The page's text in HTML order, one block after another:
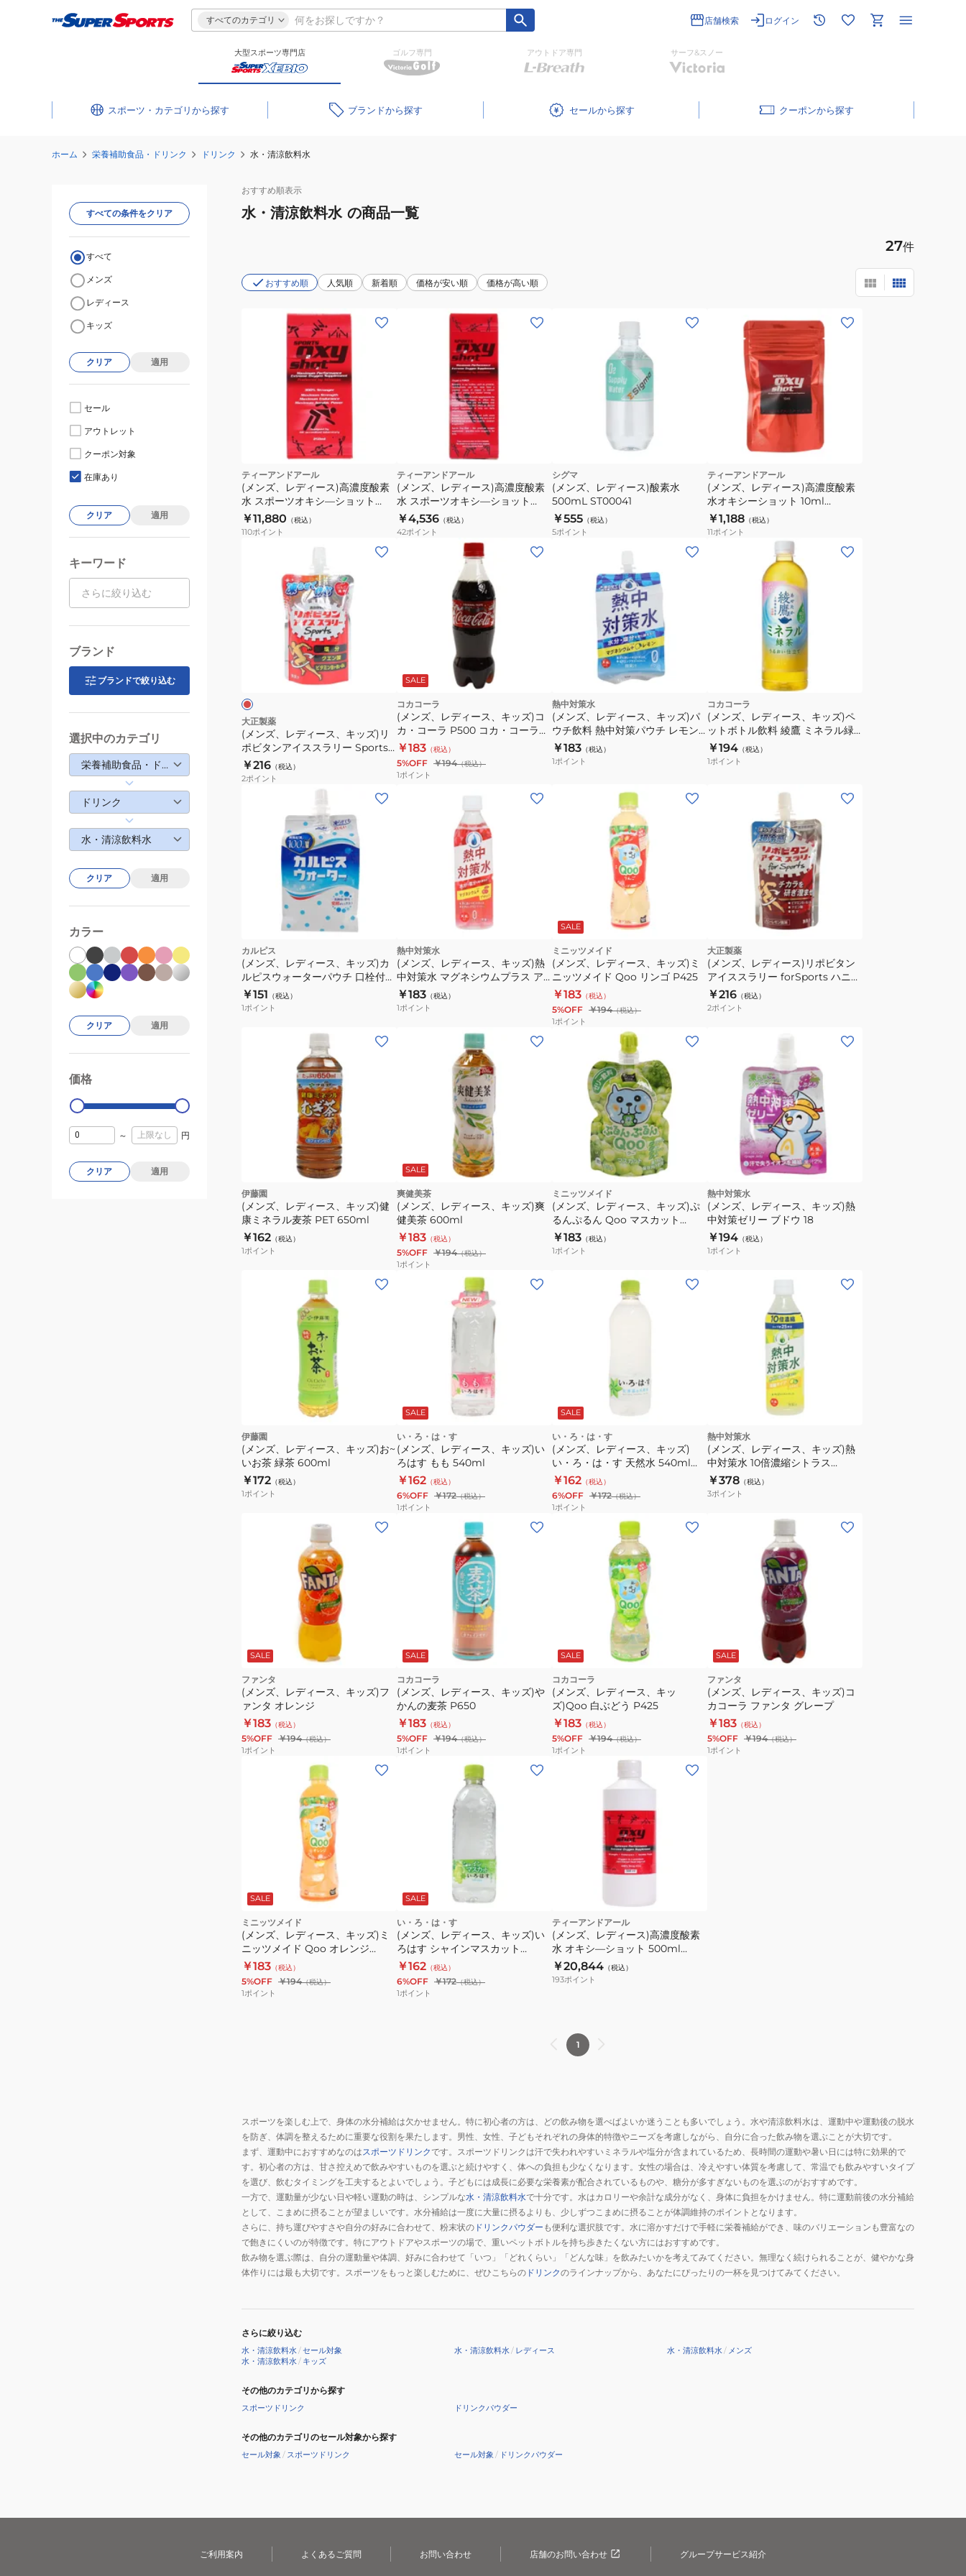
すべてのカテゴリ 店舗検索 ログイン
大型スポーツ専門店 ゴルフ専門 アウトドア専門 サーフ&スノー
スポーツ・カテゴリ ブランド セール クーポン
ホーム 栄養補助食品・ドリンク ドリンク 水・清涼飲料水
おすすめ順表示
水・清涼飲料水 の商品一覧
27件
おすすめ順 人気順 新着順 価格が安い順 価格が高い順
ティーアンドアール
(メンズ、レディース)高濃度酸素
水 スポーツオキシ―ショット
250ml RFLSOS250
￥11,880 （税込）
110ポイント
ティーアンドアール
(メンズ、レディース)高濃度酸素
水 スポーツオキシ―ショット
45ml RFLSOS045
￥4,536 （税込）
42ポイント
シグマ
(メンズ、レディース)酸素水
500mL ST00041
￥555 （税込）
5ポイント
ティーアンドアール
(メンズ、レディース)高濃度酸素
水オキシーショット 10ml
RFLSOS010
￥1,188 （税込）
11ポイント
ッ
ズ)
リ
ポ
ビ
り
ん
ご
風
ッ
ド
大正製薬
(メンズ、レディース、キッズ)リ
ポビタンアイススラリー Sports
りんご風味 06238
￥216 （税込）
2ポイント
SALE
コカコーラ
(メンズ、レディース、キッズ)コ
カ・コーラ P500 コカ・コーラ
OTG
￥183 （税込）
5%OFF ￥194（税込）
1ポイント
熱中対策水
(メンズ、レディース、キッズ)パ
ウチ飲料 熱中対策パウチ レモン
味 300g 水分補給 塩分補給 熱中
症対策 暑さ対策 持ち運び ドリン
￥183 （税込）
1ポイント
コカコーラ
(メンズ、レディース、キッズ)ペ
ットボトル飲料 綾鷹 ミネラル緑
茶 650ml
￥194 （税込）
1ポイント
カルピス
(メンズ、レディース、キッズ)カ
ルピスウォーターパウチ 口栓付パ
ウチ300g
￥151 （税込）
1ポイント
熱中対策水
(メンズ、レディース、キッズ)熱
中対策水 マグネシウムプラス ア
セロラ味 500ml 水分補給 塩分補
給 熱中症対策 暑さ対策 持ち運び
￥183 （税込）
1ポイント
SALE
ミニッツメイド
(メンズ、レディース、キッズ)ミ
ニッツメイド Qoo リンゴ P425
￥183 （税込）
5%OFF ￥194（税込）
1ポイント
大正製薬
(メンズ、レディース)リポビタン
アイススラリー forSports ハニー
レモン風味 120g 06419
￥216 （税込）
2ポイント
伊藤園
(メンズ、レディース、キッズ)健
康ミネラル麦茶 PET 650ml
￥162 （税込）
1ポイント
SALE
爽健美茶
(メンズ、レディース、キッズ)爽
健美茶 600ml
￥183 （税込）
5%OFF ￥194（税込）
1ポイント
ミニッツメイド
(メンズ、レディース、キッズ)ぷ
るんぷるん Qoo マスカット
HP125
￥183 （税込）
1ポイント
熱中対策水
(メンズ、レディース、キッズ)熱
中対策ゼリー ブドウ 18
￥194 （税込）
1ポイント
伊藤園
(メンズ、レディース、キッズ)お~
いお茶 緑茶 600ml
￥172 （税込）
1ポイント
SALE
い・ろ・は・す
(メンズ、レディース、キッズ)い
ろはす もも 540ml
￥162 （税込）
6%OFF ￥172（税込）
1ポイント
SALE
い・ろ・は・す
(メンズ、レディース、キッズ)
い・ろ・は・す 天然水 540ml
P540
￥162 （税込）
6%OFF ￥172（税込）
1ポイント
熱中対策水
(メンズ、レディース、キッズ)熱
中対策水 10倍濃縮シトラス
500ml 25杯分ドリンク 希釈用 原
液 濃縮タイプ 水分補給 塩分補給
￥378 （税込）
3ポイント
SALE
ファンタ
(メンズ、レディース、キッズ)フ
ァンタ オレンジ
￥183 （税込）
5%OFF ￥194（税込）
1ポイント
SALE
コカコーラ
(メンズ、レディース、キッズ)や
かんの麦茶 P650
￥183 （税込）
5%OFF ￥194（税込）
1ポイント
SALE
コカコーラ
(メンズ、レディース、キッ
ズ)Qoo 白ぶどう P425
￥183 （税込）
5%OFF ￥194（税込）
1ポイント
SALE
ファンタ
(メンズ、レディース、キッズ)コ
カコーラ ファンタ グレープ
￥183 （税込）
5%OFF ￥194（税込）
1ポイント
SALE
ミニッツメイド
(メンズ、レディース、キッズ)ミ
ニッツメイド Qoo オレンジ
P425
￥183 （税込）
5%OFF ￥194（税込）
1ポイント
SALE
い・ろ・は・す
(メンズ、レディース、キッズ)い
ろはす シャインマスカット
540ml
￥162 （税込）
6%OFF ￥172（税込）
1ポイント
ティーアンドアール
(メンズ、レディース)高濃度酸素
水 オキシ―ショット 500ml
RFLSOS500
￥20,844 （税込）
193ポイント
1
スポーツを楽しむ上で、身体の水分補給は欠かせません。特に初心者の方は、どの飲み物を選べばよいか迷うことも多いでしょう。水や清涼飲料水は、運動中や運動後の脱水
を防ぎ、体調を整えるために重要な役割を果たします。男性、女性、子どもそれぞれの身体的特徴やニーズを考慮しながら、自分に合った飲み物を選ぶことが大切です。
まず、運動中におすすめなのは スポーツドリンクです。スポーツドリンクは汗で失われやすいミネラルや塩分が含まれているため、長時間の運動や暑い日には特に効果的で
す。初心者の方は、甘さ控えめで飲みやすいものを選ぶと続けやすく、体への負担も少なくなります。女性の場合は、冷えやすい体質を考慮して、常温でも飲みやすいタイプ
を選び、飲むタイミングを工夫するとよいでしょう。子どもには成長に必要な栄養素が配合されているものや、糖分が多すぎないものを選ぶのがおすすめです。
一方で、運動量が少ない日や軽い運動の時は、シンプルな水・清涼飲料水で十分です。水はカロリーや余計な成分がなく、身体に負担をかけません。特に運動前後の水分補給
として、こまめに摂ることが望ましいです。水分補給は一度に大量に摂るよりも、少しずつこまめに摂ることが体調維持のポイントとなります。
さらに、持ち運びやすさや自分の好みに合わせて、粉末状の ドリンクパウダー も便利な選択肢です。水に溶かすだけで手軽に栄養補給ができ、味のバリエーションも豊富なの
で飽きにくいのが特徴です。特にアウトドアやスポーツの場で、重いペットボトルを持ち歩きたくない方にはおすすめです。
飲み物を選ぶ際は、自分の運動量や体調、好みに合わせて「いつ」「どれくらい」「どんな味」を飲みたいかを考えてみてください。無理なく続けられることが、健やかな身
体作りには最も大切です。スポーツをもっと楽しむために、ぜひこちらの ドリンクのラインナップから、あなたにぴったりの一杯を見つけてみてください。
さらに絞り込む
水・清涼飲料水/セール対象 水・清涼飲料水/ レディース 水・清涼飲料水/ メンズ
水・清涼飲料水/ キッズ
その他のカテゴリから探す
スポーツドリンク ドリンクパウダー
その他のカテゴリのセール対象から探す
セール対象 / スポーツドリンク セール対象 / ドリンクパウダー
すべての条件をクリア
すべて
メンズ
レディース
キッズ
クリア 適用
セール
アウトレット
クーポン対象
在庫あり
クリア 適用
キーワード
ブランド
ブランドで絞り込む
選択中のカテゴリ
栄養補助食品・ドリンク
ドリンク
水・清涼飲料水
クリア 適用
カラー
クリア 適用
価格
0
～ 円
クリア 適用
ご利用案内 よくあるご質問 お問い合わせ 店舗のお問い合わせ グループサービス紹介